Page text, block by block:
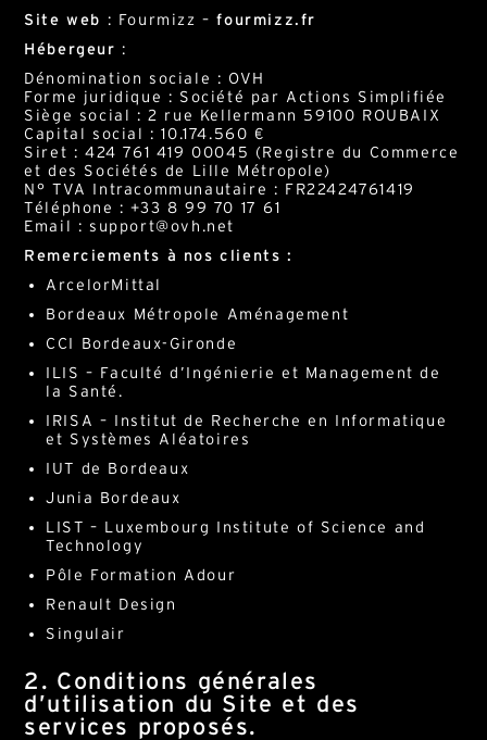
Site web : Fourmizz –fourmizz.fr
Hébergeur :
Dénomination sociale : OVH
Forme juridique : Société par Actions Simplifiée
Siège social : 2 rue Kellermann 59100 ROUBAIX
Capital social : 10.174.560 €
Siret : 424 761 419 00045 (Registre du Commerce
et des Sociétés de Lille Métropole)
N° TVA Intracommunautaire : FR22424761419
Téléphone : +33 8 99 70 17 61
Email : support@ovh.net
Remerciements à nos clients :
ArcelorMittal
Bordeaux Métropole Aménagement
CCI Bordeaux-Gironde
ILIS – Faculté d’Ingénierie et Management de
la Santé.
IRISA – Institut de Recherche en Informatique
et Systèmes Aléatoires
IUT de Bordeaux
Junia Bordeaux
LIST – Luxembourg Institute of Science and
Technology
Pôle Formation Adour
Renault Design
Singulair
2. Conditions générales
d’utilisation du Site et des
services proposés.